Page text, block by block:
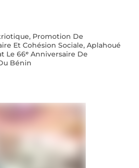
Promotion De
Et Cohésion Sociale, Aplahoué
Le 66ᵉ Anniversaire De
Bénin